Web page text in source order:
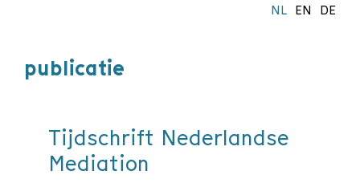
NL EN DE
publicatie
Tijdschrift Nederlandse
Mediation